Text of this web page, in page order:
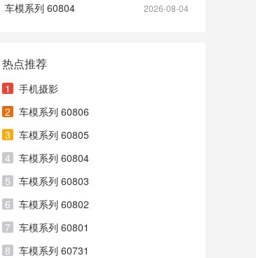
2026-08-04
车模系列 60804
热点推荐
1
手机摄影
2
车模系列 60806
3
车模系列 60805
4
车模系列 60804
5
车模系列 60803
6
车模系列 60802
7
车模系列 60801
8
车模系列 60731